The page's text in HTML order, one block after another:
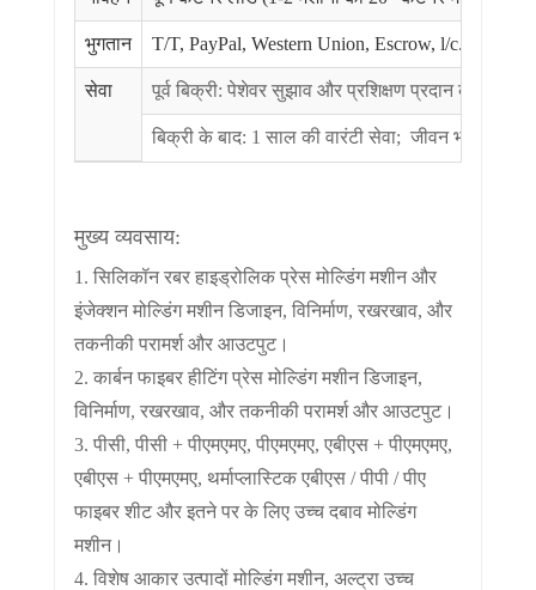
भुगतान T/T, PayPal, Western Union, Escrow, l/c. आदि।
सेवा पूर्व बिक्री: पेशेवर सुझाव और प्रशिक्षण प्रदान करें,
बिक्री के बाद: 1 साल की वारंटी सेवा; जीवन भर
मुख्य व्यवसाय:
1. सिलिकॉन रबर हाइड्रोलिक प्रेस मोल्डिंग मशीन और
इंजेक्शन मोल्डिंग मशीन डिजाइन, विनिर्माण, रखरखाव, और
तकनीकी परामर्श और आउटपुट।
2. कार्बन फाइबर हीटिंग प्रेस मोल्डिंग मशीन डिजाइन,
विनिर्माण, रखरखाव, और तकनीकी परामर्श और आउटपुट।
3. पीसी, पीसी + पीएमएमए, पीएमएमए, एबीएस + पीएमएमए,
एबीएस + पीएमएमए, थर्माप्लास्टिक एबीएस / पीपी / पीए
फाइबर शीट और इतने पर के लिए उच्च दबाव मोल्डिंग
मशीन।
4. विशेष आकार उत्पादों मोल्डिंग मशीन, अल्ट्रा उच्च